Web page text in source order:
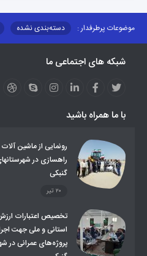
موضوعات پرطرفدار : دسته‌بندی نشده
مزایدات و مناقصات
محتوای کانون توسعه
عملکردها
عشایر استان
طرح و
روند ساماندهی عشایر داوطلب اسکان
تشکیلات اداری
شبکه های اجتماعی ما
با ما همراه باشید
رونمایی از ماشین
راهسازی در
گنبکی
۲۰ تیر
تخصیص اعتبارات ارزش
استانی و ملی جهت
پروژه‌های عمرانی در